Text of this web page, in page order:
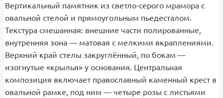
Вертикальный памятник из светло-серого мрамора с
овальной стелой и прямоугольным пьедесталом.
Текстура смешанная: внешние части полированные,
внутренняя зона — матовая с мелкими вкраплениями.
Верхний край стелы закруглённый, по бокам —
изогнутые «крылья» у основания. Центральная
композиция включает православный каменный крест в
овальной рамке, под ним — четыре розы с листьями